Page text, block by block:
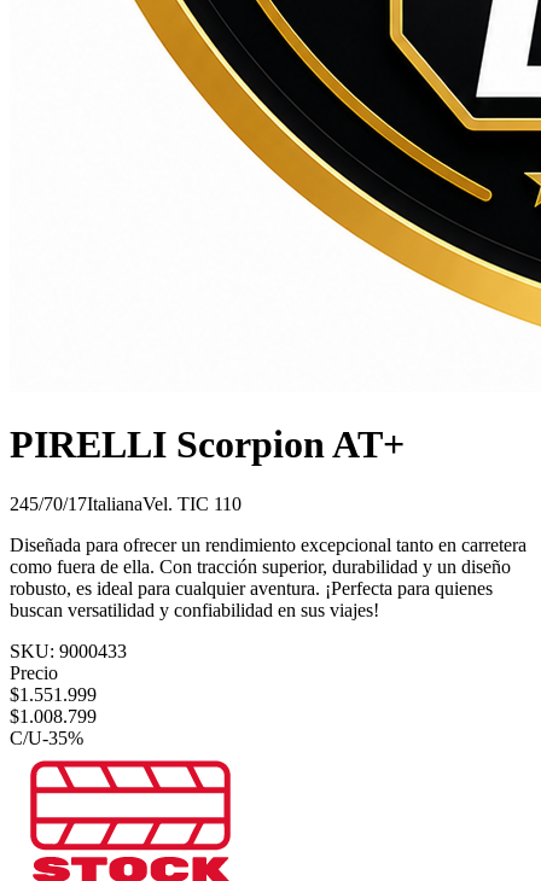
PIRELLI Scorpion AT+
245/70/17ItalianaVel. TIC 110
Diseñada para ofrecer un rendimiento excepcional tanto en carretera
como fuera de ella. Con tracción superior, durabilidad y un diseño
robusto, es ideal para cualquier aventura. ¡Perfecta para quienes
buscan versatilidad y confiabilidad en sus viajes!
SKU: 9000433
Precio
$1.551.999
$1.008.799
C/U-35%